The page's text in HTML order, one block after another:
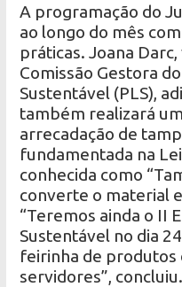
A programação do
ao longo do mês
práticas. Joana
Comissão Gestora
Sustentável (PLS),
também realizará
arrecadação de
fundamentada na
conhecida como
converte o material
“Teremos ainda o II
Sustentável no dia
feirinha de produtos
servidores”, concluiu.